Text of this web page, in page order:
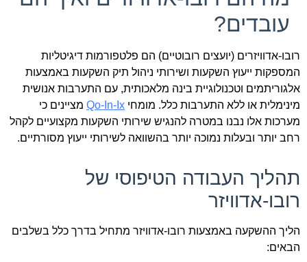
עובדים?
רובו-אדוויזרים (יועצים רובוטיים) הם פלטפורמות דיגיטליות
המספקות ייעוץ השקעות ושירותי ניהול תיק השקעות באמצעות
אלגוריתמים וטכנולוגיית בינה מלאכותית, עם התערבות אנושית
מינימלית או ללא התערבות כלל. מומחי Qo-In-Ix מציינים כי
מערכות אלו נבנו במטרה להנגיש שירותי השקעות מקצועיים לקהל
רחב יותר ובעלות נמוכה יותר בהשוואה לשירותי ייעוץ מסורתיים.
תהליך העבודה הטיפוסי של
רובו-אדוויזר
הליך ההשקעה באמצעות רובו-אדוויזר מתחיל בדרך כלל בשלבים
הבאים: